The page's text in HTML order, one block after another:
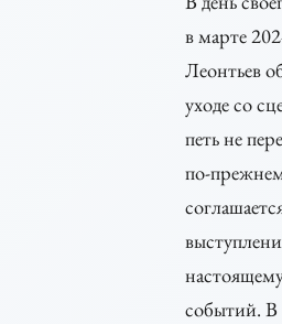
в марте
Леонтьев
уходе со
петь не
по-
событий. В